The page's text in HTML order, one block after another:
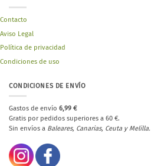
Contacto
Aviso Legal
Política de privacidad
Condiciones de uso
CONDICIONES DE ENVÍO
Gastos de envío 6,99 €
Gratis por pedidos superiores a 60 €.
Sin envíos a Baleares, Canarias, Ceuta y Melilla.